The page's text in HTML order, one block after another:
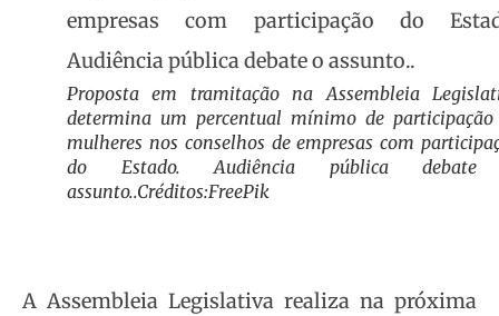
Proposta em tramitação na Assembleia
determina um percentual mínimo de participação
mulheres nos conselhos de empresas com
do Estado. Audiência pública
assunto..Créditos:FreePik
A Assembleia Legislativa realiza na próxima